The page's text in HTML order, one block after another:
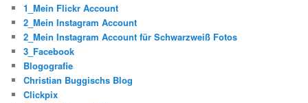
1_Mein Flickr Account
2_Mein Instagram Account
2_Mein Instagram Account für Schwarzweiß Fotos
3_Facebook
Blogografie
Christian Buggischs Blog
Clickpix